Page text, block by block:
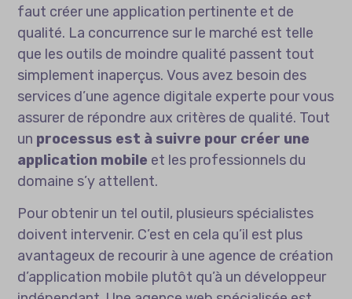
faut créer une application pertinente et de
qualité. La concurrence sur le marché est telle
que les outils de moindre qualité passent tout
simplement inaperçus. Vous avez besoin des
services d’une agence digitale experte pour vous
assurer de répondre aux critères de qualité. Tout
un processus est à suivre pour créer une
application mobile et les professionnels du
domaine s’y attellent.
Pour obtenir un tel outil, plusieurs spécialistes
doivent intervenir. C’est en cela qu’il est plus
avantageux de recourir à une agence de création
d’application mobile plutôt qu’à un développeur